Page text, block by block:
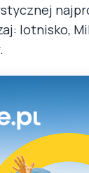
lotnisko,